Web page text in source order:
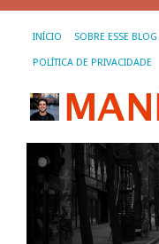
INÍCIO SOBRE ESSE BLOG
POLÍTICA DE PRIVACIDADE